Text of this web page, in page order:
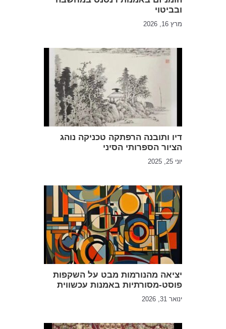
ובביטוי
מרץ 16, 2026
דיו ותובנה הרפתקה טכניקה נוהג
הציור הספרותי הסיני
יוני 25, 2025
יציאה מהנורמות מבט על השקפות
פוסט-מסורתיות באמנות עכשווית
ינואר 31, 2026